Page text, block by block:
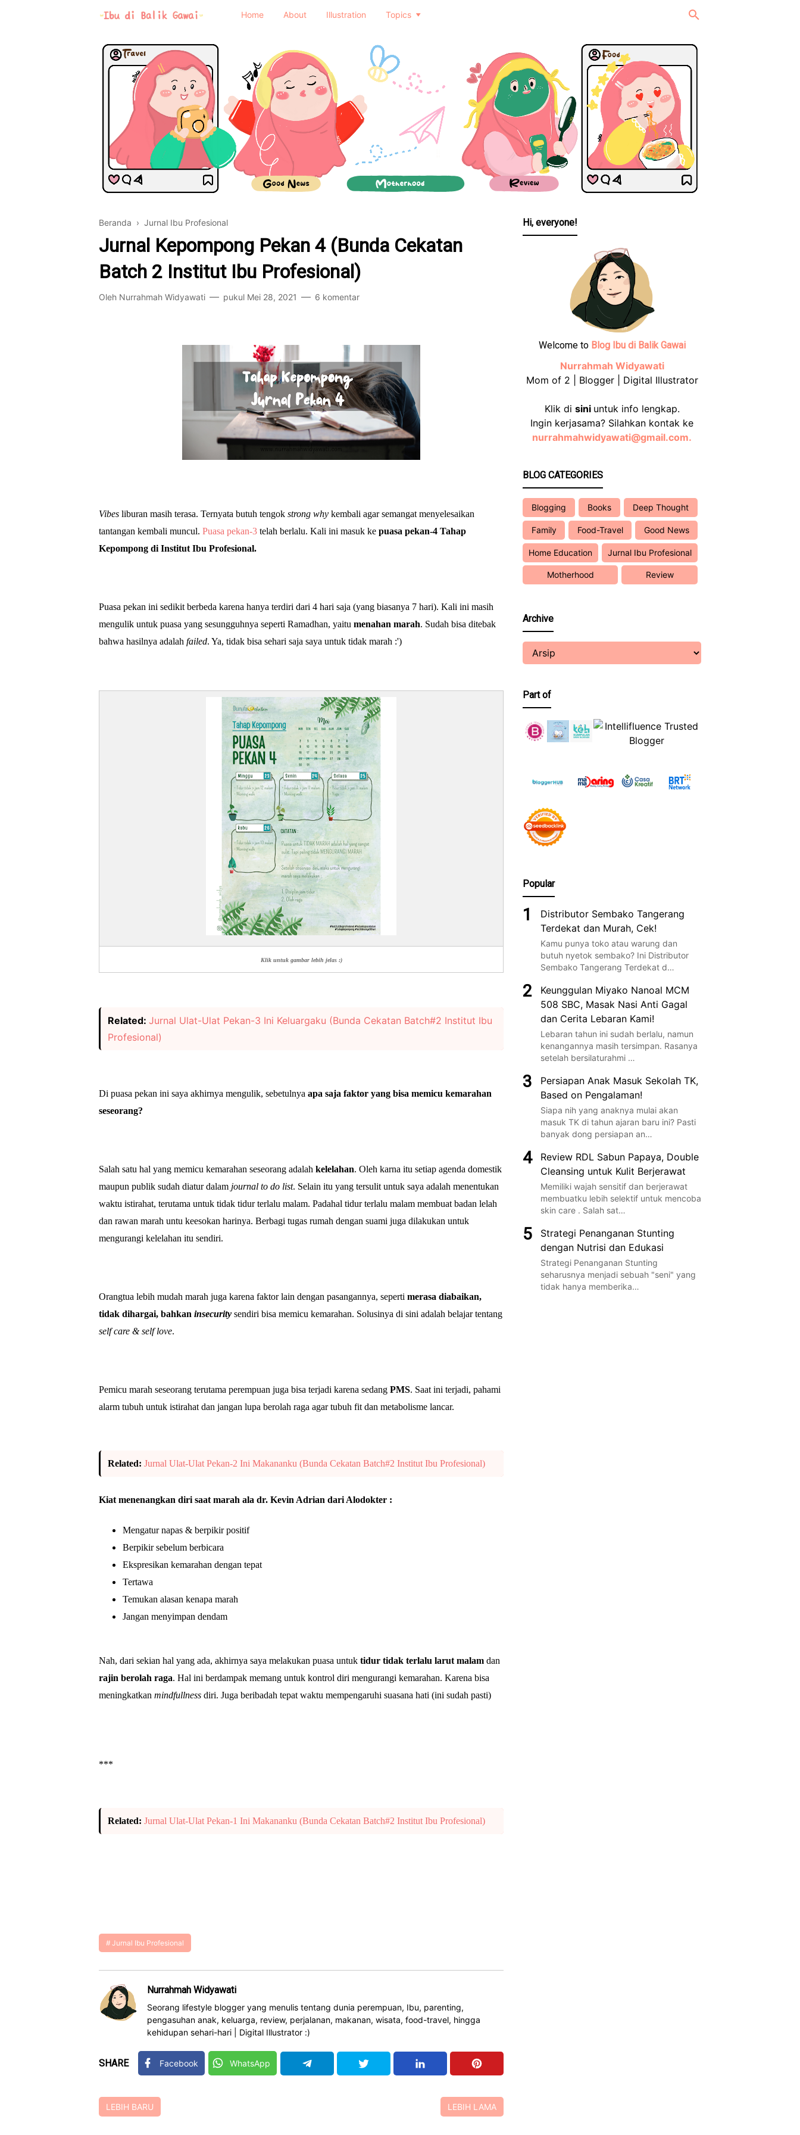
Home About Illustration Topics
Beranda › Jurnal Ibu Profesional
Jurnal Kepompong Pekan 4 (Bunda Cekatan
Batch 2 Institut Ibu Profesional)
Oleh Nurrahmah Widyawati pukul Mei 28, 2021 6 komentar
Vibes liburan masih terasa. Ternyata butuh tengok strong why kembali agar semangat menyelesaikan
tantangan kembali muncul. Puasa pekan-3 telah berlalu. Kali ini masuk ke puasa pekan-4 Tahap
Kepompong di Institut Ibu Profesional.
Puasa pekan ini sedikit berbeda karena hanya terdiri dari 4 hari saja (yang biasanya 7 hari). Kali ini masih
mengulik untuk puasa yang sesungguhnya seperti Ramadhan, yaitu menahan marah. Sudah bisa ditebak
bahwa hasilnya adalah failed. Ya, tidak bisa sehari saja saya untuk tidak marah :')
Klik untuk gambar lebih jelas :)
Related: Jurnal Ulat-Ulat Pekan-3 Ini Keluargaku (Bunda Cekatan Batch#2 Institut Ibu
Profesional)
Di puasa pekan ini saya akhirnya mengulik, sebetulnya apa saja faktor yang bisa memicu kemarahan
seseorang?
Salah satu hal yang memicu kemarahan seseorang adalah kelelahan. Oleh karna itu setiap agenda domestik
maupun publik sudah diatur dalam journal to do list. Selain itu yang tersulit untuk saya adalah menentukan
waktu istirahat, terutama untuk tidak tidur terlalu malam. Padahal tidur terlalu malam membuat badan lelah
dan rawan marah untu keesokan harinya. Berbagi tugas rumah dengan suami juga dilakukan untuk
mengurangi kelelahan itu sendiri.
Orangtua lebih mudah marah juga karena faktor lain dengan pasangannya, seperti merasa diabaikan,
tidak dihargai, bahkan insecurity sendiri bisa memicu kemarahan. Solusinya di sini adalah belajar tentang
self care & self love.
Pemicu marah seseorang terutama perempuan juga bisa terjadi karena sedang PMS. Saat ini terjadi, pahami
alarm tubuh untuk istirahat dan jangan lupa berolah raga agar tubuh fit dan metabolisme lancar.
Related: Jurnal Ulat-Ulat Pekan-2 Ini Makananku (Bunda Cekatan Batch#2 Institut Ibu Profesional)
Kiat menenangkan diri saat marah ala dr. Kevin Adrian dari Alodokter :
Mengatur napas & berpikir positif
Berpikir sebelum berbicara
Ekspresikan kemarahan dengan tepat
Tertawa
Temukan alasan kenapa marah
Jangan menyimpan dendam
Nah, dari sekian hal yang ada, akhirnya saya melakukan puasa untuk tidur tidak terlalu larut malam dan
rajin berolah raga. Hal ini berdampak memang untuk kontrol diri mengurangi kemarahan. Karena bisa
meningkatkan mindfullness diri. Juga beribadah tepat waktu mempengaruhi suasana hati (ini sudah pasti)
***
Related: Jurnal Ulat-Ulat Pekan-1 Ini Makananku (Bunda Cekatan Batch#2 Institut Ibu Profesional)
Jurnal Ibu Profesional
Nurrahmah Widyawati
Seorang lifestyle blogger yang menulis tentang dunia perempuan, Ibu, parenting,
pengasuhan anak, keluarga, review, perjalanan, makanan, wisata, food-travel, hingga
kehidupan sehari-hari | Digital Illustrator :)
SHARE Facebook WhatsApp
LEBIH BARU LEBIH LAMA
Hi, everyone!
Welcome to Blog Ibu di Balik Gawai
Nurrahmah Widyawati
Mom of 2 | Blogger | Digital Illustrator
Klik di sini untuk info lengkap.
Ingin kerjasama? Silahkan kontak ke
nurrahmahwidyawati@gmail.com.
BLOG CATEGORIES
Blogging Books Deep Thought
Family Food-Travel Good News
Home Education Jurnal Ibu Profesional
Motherhood Review
Archive
Part of
Popular
Distributor Sembako Tangerang
Terdekat dan Murah, Cek!
Kamu punya toko atau warung dan
butuh nyetok sembako? Ini Distributor
Sembako Tangerang Terdekat d…
Keunggulan Miyako Nanoal MCM
508 SBC, Masak Nasi Anti Gagal
dan Cerita Lebaran Kami!
Lebaran tahun ini sudah berlalu, namun
kenangannya masih tersimpan. Rasanya
setelah bersilaturahmi …
Persiapan Anak Masuk Sekolah TK,
Based on Pengalaman!
Siapa nih yang anaknya mulai akan
masuk TK di tahun ajaran baru ini? Pasti
banyak dong persiapan an…
Review RDL Sabun Papaya, Double
Cleansing untuk Kulit Berjerawat
Memiliki wajah sensitif dan berjerawat
membuatku lebih selektif untuk mencoba
skin care . Salah sat…
Strategi Penanganan Stunting
dengan Nutrisi dan Edukasi
Strategi Penanganan Stunting
seharusnya menjadi sebuah "seni" yang
tidak hanya memberika…